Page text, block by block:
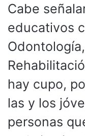
Cabe
educativos
hay cupo,
las y los
personas